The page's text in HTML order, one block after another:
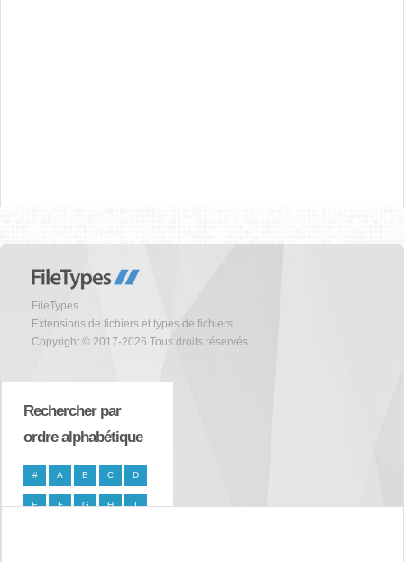
FileTypes
Extensions de fichiers et types de fichiers
Copyright © 2017-2026 Tous droits réservés
Rechercher par
ordre alphabétique
# A B C D
E F G H I